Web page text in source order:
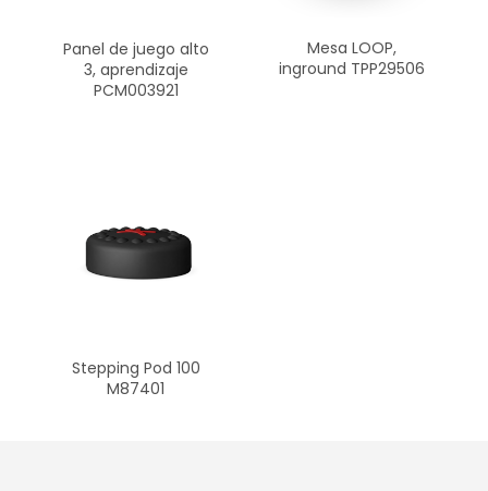
Panel de juego alto
3, aprendizaje
PCM003921
Mesa LOOP,
inground TPP29506
Stepping Pod 100
M87401